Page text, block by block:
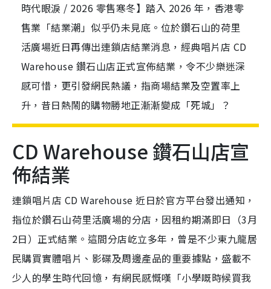
時代眼淚 / 2026 零售寒冬】踏入 2026 年，香港零
售業「結業潮」似乎仍未見底。位於鑽石山的荷里
活廣場近日再傳出連鎖店結業消息，經典唱片店 CD
Warehouse 鑽石山店正式宣佈結業，令不少樂迷深
感可惜，更引發網民熱議，指商場結業及空置率上
升，昔日熱鬧的購物勝地正漸漸變成「死城」？
CD Warehouse 鑽石山店宣
佈結業
連鎖唱片店 CD Warehouse 近日於官方平台發出通知，
指位於鑽石山荷里活廣場的分店，因租約期滿即日（3月
2日）正式結業。這間分店屹立多年，曾是不少東九龍居
民購買實體唱片、影碟及周邊產品的重要據點，盛載不
少人的學生時代回憶，有網民感慨嘆「小學嘅時候買我